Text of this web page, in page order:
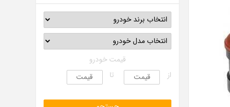
قیمت خودرو
از
تا